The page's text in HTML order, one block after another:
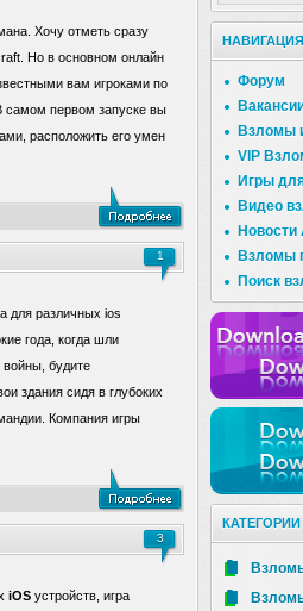
Хочу отметь сразу
Но в основном онлайн
вам игроками по
самом первом запуске вы
расположить его умен
1
для различных ios
года, когда шли
будите
здания сидя в глубоких
Компания игры
3
iOS устройств, игра
НАВИГАЦИЯ
Форум
Взломы
VIP
Игры
Видео
Новости
Взломы
Поиск
КАТЕГОРИИ